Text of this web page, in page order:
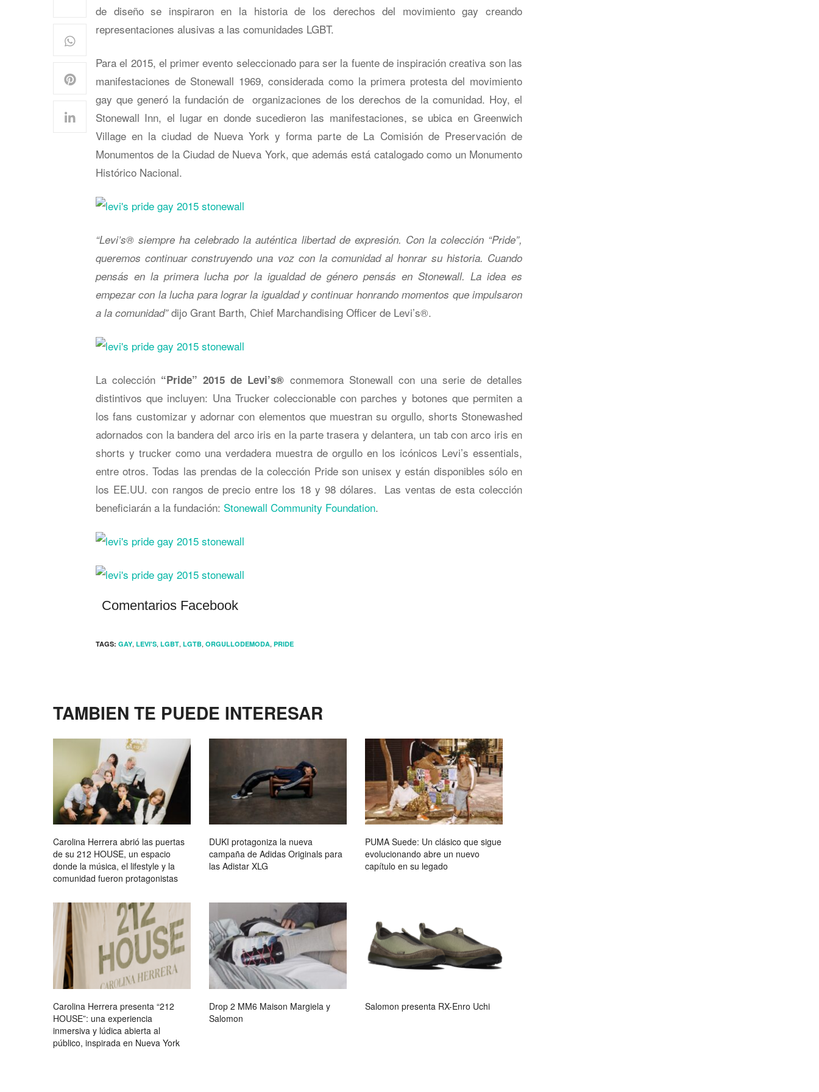
de diseño se inspiraron en la historia de los derechos del movimiento gay creando
representaciones alusivas a las comunidades LGBT.
Para el 2015, el primer evento seleccionado para ser la fuente de inspiración creativa son las
manifestaciones de Stonewall 1969, considerada como la primera protesta del movimiento
gay que generó la fundación de organizaciones de los derechos de la comunidad. Hoy, el
Stonewall Inn, el lugar en donde sucedieron las manifestaciones, se ubica en Greenwich
Village en la ciudad de Nueva York y forma parte de La Comisión de Preservación de
Monumentos de la Ciudad de Nueva York, que además está catalogado como un Monumento
Histórico Nacional.
“Levi’s® siempre ha celebrado la auténtica libertad de expresión. Con la colección “Pride”,
queremos continuar construyendo una voz con la comunidad al honrar su historia. Cuando
pensás en la primera lucha por la igualdad de género pensás en Stonewall. La idea es
empezar con la lucha para lograr la igualdad y continuar honrando momentos que impulsaron
a la comunidad”dijo Grant Barth, Chief Marchandising Officer de Levi’s®.
La colección “Pride” 2015 de Levi’s® conmemora Stonewall con una serie de detalles
distintivos que incluyen: Una Trucker coleccionable con parches y botones que permiten a
los fans customizar y adornar con elementos que muestran su orgullo, shorts Stonewashed
adornados con la bandera del arco iris en la parte trasera y delantera, un tab con arco iris en
shorts y trucker como una verdadera muestra de orgullo en los icónicos Levi’s essentials,
entre otros. Todas las prendas de la colección Pride son unisex y están disponibles sólo en
los EE.UU. con rangos de precio entre los 18 y 98 dólares. Las ventas de esta colección
beneficiarán a la fundación: Stonewall Community Foundation.
Comentarios Facebook
TAGS: GAY, LEVI'S, LGBT, LGTB, ORGULLODEMODA, PRIDE
TAMBIEN TE PUEDE INTERESAR
Carolina Herrera abrió las puertas
de su 212 HOUSE, un espacio
donde la música, el lifestyle y la
comunidad fueron protagonistas
DUKI protagoniza la nueva
campaña de Adidas Originals para
las Adistar XLG
PUMA Suede: Un clásico que sigue
evolucionando abre un nuevo
capítulo en su legado
Carolina Herrera presenta “212
HOUSE”: una experiencia
inmersiva y lúdica abierta al
público, inspirada en Nueva York
Drop 2 MM6 Maison Margiela y
Salomon
Salomon presenta RX-Enro Uchi